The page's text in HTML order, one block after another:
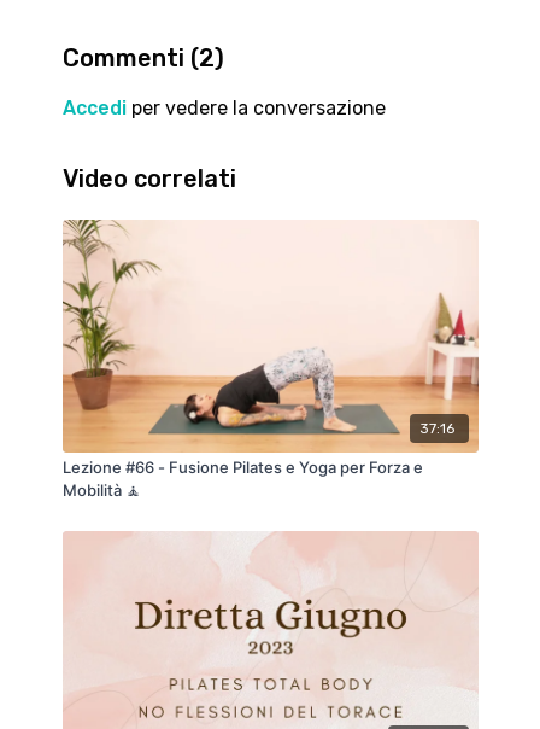
Commenti (2)
Accediper vedere la conversazione
Video correlati
37:16
Lezione #66 - Fusione Pilates e Yoga per Forza e
Mobilità 🧘